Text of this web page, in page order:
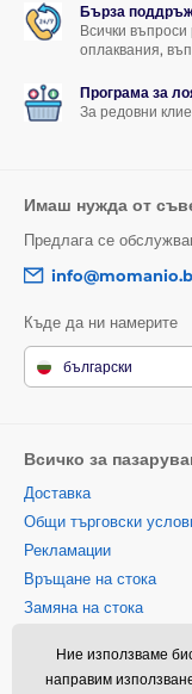
Бърза
Всички
оплаквания,
Програма за
За редовни
Имаш нужда от
Предлага се
Къде да ни намерите
български
Всичко за
Доставка
Общи търговски
Рекламации
Връщане на стока
Замяна на стока
бисквитки
Информация за
Ние използваме
направим